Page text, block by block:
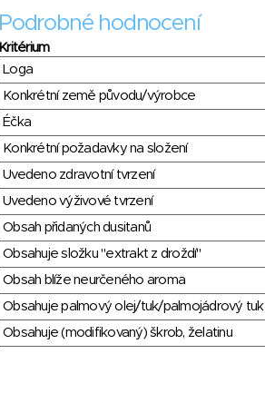
Podrobné hodnocení
Kritérium
Loga
Konkrétní země původu/výrobce
Éčka
Konkrétní požadavky na složení
Uvedeno zdravotní tvrzení
Uvedeno výživové tvrzení
Obsah přidaných dusitanů
Obsahuje složku "extrakt z droždí"
Obsah blíže neurčeného aroma
Obsahuje palmový olej/tuk/palmojádrový tuk
Obsahuje (modifikovaný) škrob, želatinu